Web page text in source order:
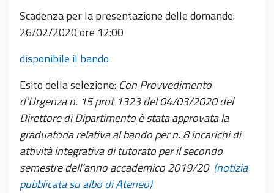
Scadenza per la presentazione delle domande:
26/02/2020 ore 12:00
disponibile il bando
Esito della selezione: Con Provvedimento
d’Urgenza n. 15 prot 1323 del 04/03/2020 del
Direttore di Dipartimento è stata approvata la
graduatoria relativa al bando per n. 8 incarichi di
attività integrativa di tutorato per il secondo
semestre dell’anno accademico 2019/20 (notizia
pubblicata su albo di Ateneo)